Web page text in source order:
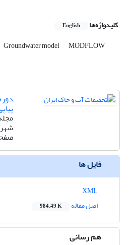
کلیدواژه‌ها English
Groundwater model MODFLOW
پیاپی
فایل ها
اصل مقاله
984.49 K
هم رسانی